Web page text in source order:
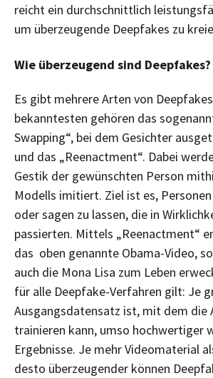
reicht ein durchschnittlich
um überzeugende Deepfakes zu
Wie überzeugend sind Deepfakes?
Es gibt mehrere Arten von
bekanntesten gehören das
Swapping“, bei dem Gesichter
und das „Reenactment“. Dabei
Gestik der gewünschten Person
Modells imitiert. Ziel ist es,
oder sagen zu lassen, die in
passierten. Mittels „Reenactment“
das oben genannte Obama-Video,
auch die Mona Lisa zum Leben
für alle Deepfake-Verfahren gilt: Je
Ausgangsdatensatz ist, mit dem die
trainieren kann, umso hochwertiger
Ergebnisse. Je mehr Videomaterial
desto überzeugender können